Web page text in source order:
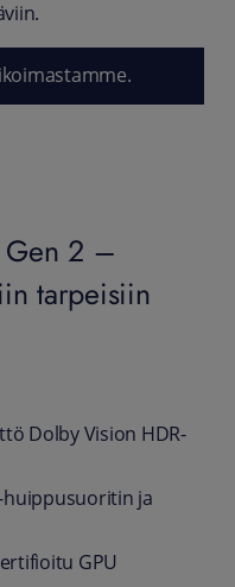
Gen 2 –
tarpeisiin
Dolby Vision HDR-
huippusuoritin ja
GPU